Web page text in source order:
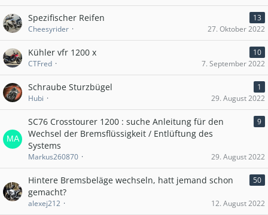
Spezifischer Reifen
13
Cheesyrider
27. Oktober 2022
Kühler vfr 1200 x
10
CTFred
7. September 2022
Schraube Sturzbügel
1
Hubi
29. August 2022
SC76 Crosstourer 1200 : suche Anleitung für den
Wechsel der Bremsflüssigkeit / Entlüftung des
Systems
9
Markus260870 29. August 2022
Hintere Bremsbeläge wechseln, hatt jemand schon
gemacht?
50
alexej212 12. August 2022